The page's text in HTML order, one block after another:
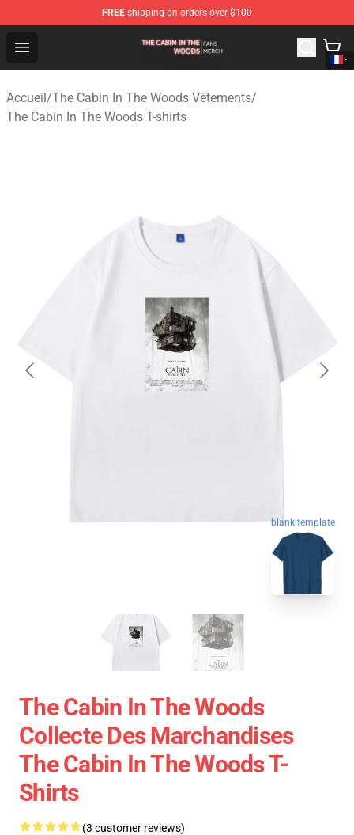
FREE shipping on orders over $100
Open menu
The Cabin In The Woods Shop - Official The Cabin In
Accueil/The Cabin In The Woods Vêtements/
The Cabin In The Woods T-shirts
blank template
The Cabin In The Woods
Collecte Des Marchandises
The Cabin In The Woods T-
Shirts
(3 customer reviews)